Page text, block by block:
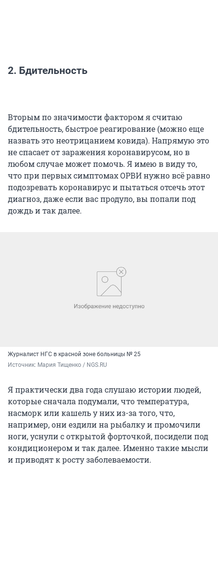
2. Бдительность
Вторым по значимости фактором я считаю
бдительность, быстрое реагирование (можно еще
назвать это неотрицанием ковида). Напрямую это
не спасает от заражения коронавирусом, но в
любом случае может помочь. Я имею в виду то,
что при первых симптомах ОРВИ нужно всё равно
подозревать коронавирус и пытаться отсечь этот
диагноз, даже если вас продуло, вы попали под
дождь и так далее.
Журналист НГС в красной зоне больницы № 25
Источник: Мария Тищенко / NGS.RU
Я практически два года слушаю истории людей,
которые сначала подумали, что температура,
насморк или кашель у них из-за того, что,
например, они ездили на рыбалку и промочили
ноги, уснули с открытой форточкой, посидели под
кондиционером и так далее. Именно такие мысли
и приводят к росту заболеваемости.